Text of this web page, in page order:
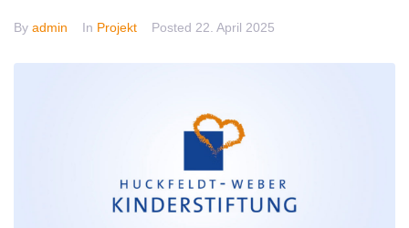
By admin In Projekt Posted 22. April 2025